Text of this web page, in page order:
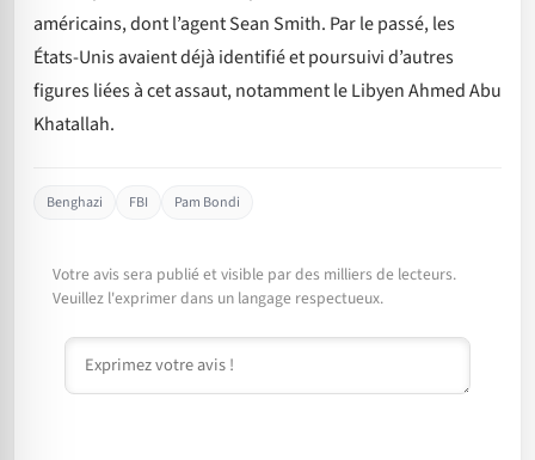
américains, dont l’agent Sean Smith. Par le passé, les
États-Unis avaient déjà identifié et poursuivi d’autres
figures liées à cet assaut, notamment le Libyen Ahmed Abu
Khatallah.
Benghazi FBI Pam Bondi
Votre avis sera publié et visible par des milliers de lecteurs.
Veuillez l'exprimer dans un langage respectueux.
Commentaire